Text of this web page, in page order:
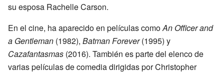
su esposa Rachelle Carson.
En el cine, ha aparecido en películas comoAn Officer and
a Gentleman (1982), Batman Forever(1995) y
Cazafantasmas (2016). También es parte del elenco de
varias películas de comedia dirigidas por Christopher